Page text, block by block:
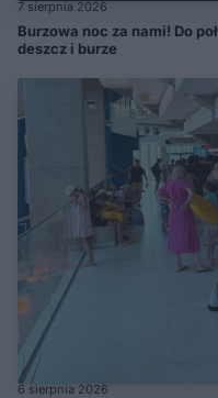
7 sierpnia 2026
Burzowa noc za nami! Do
deszcz i burze
6 sierpnia 2026